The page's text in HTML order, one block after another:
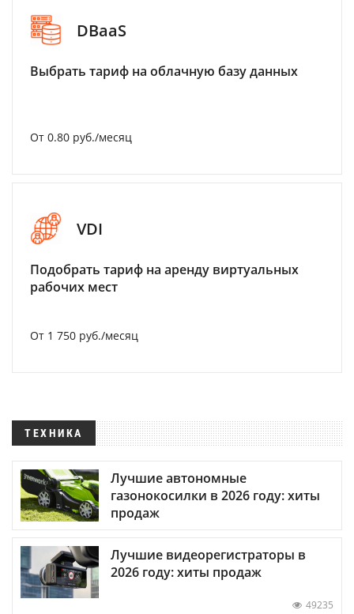
DBaaS
Выбрать тариф на облачную базу данных
От 0.80 руб./месяц
VDI
Подобрать тариф на аренду виртуальных
рабочих мест
От 1 750 руб./месяц
ТЕХНИКА
Лучшие автономные
газонокосилки в 2026 году: хиты
продаж
Лучшие видеорегистраторы в
2026 году: хиты продаж
49235